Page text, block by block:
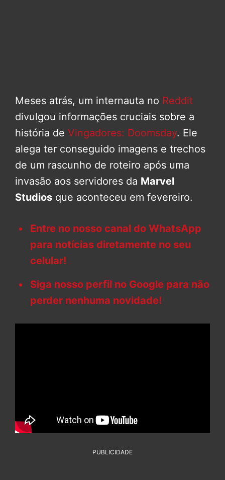
Meses atrás, um internauta no Reddit
divulgou informações cruciais sobre a
história de Vingadores: Doomsday. Ele
alega ter conseguido imagens e trechos
de um rascunho de roteiro após uma
invasão aos servidores da Marvel
Studios que aconteceu em fevereiro.
Entre no nosso canal do WhatsApp
para notícias diretamente no seu
celular!
Siga nosso perfil no Google para não
perder nenhuma novidade!
PUBLICIDADE